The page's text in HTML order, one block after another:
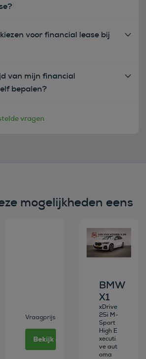
voor financial lease bij
van mijn financial
bepalen?
vragen
mogelijkheden eens
Vraagprijs
Bekijk deze auto
Bekijk deze
BMW
X1
xDrive
25i M-
Sport
High E
xecuti
ve aut
oma